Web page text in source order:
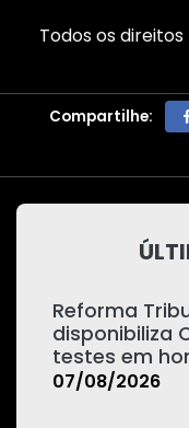
Todos os
Compartilhe:
Reforma
disponibiliza
testes em
07/08/2026